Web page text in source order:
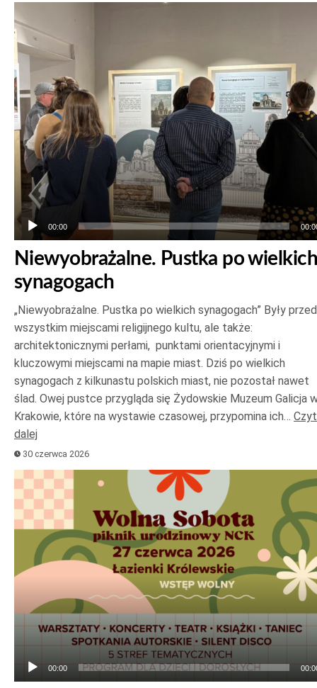
Odtwarzacz
plików
dźwiękowych
00:00
Niewyobrażalne. Pustka po wielkich
synagogach
„Niewyobrażalne. Pustka po wielkich synagogach” Były
wszystkim miejscami religijnego kultu, ale także:
architektonicznymi perłami, punktami orientacyjnymi i
kluczowymi miejscami na mapie miast. Dziś po wielkich
synagogach z kilkunastu polskich miast, nie pozostał nawet
ślad. Owej pustce przygląda się Żydowskie Muzeum Galicja
Krakowie, które na wystawie czasowej, przypomina ich…
dalej
30 czerwca 2026
Odtwarzacz
plików
dźwiękowych
00:00